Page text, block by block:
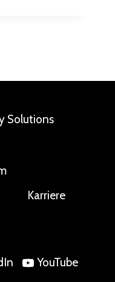
Solutions
Karriere
YouTube